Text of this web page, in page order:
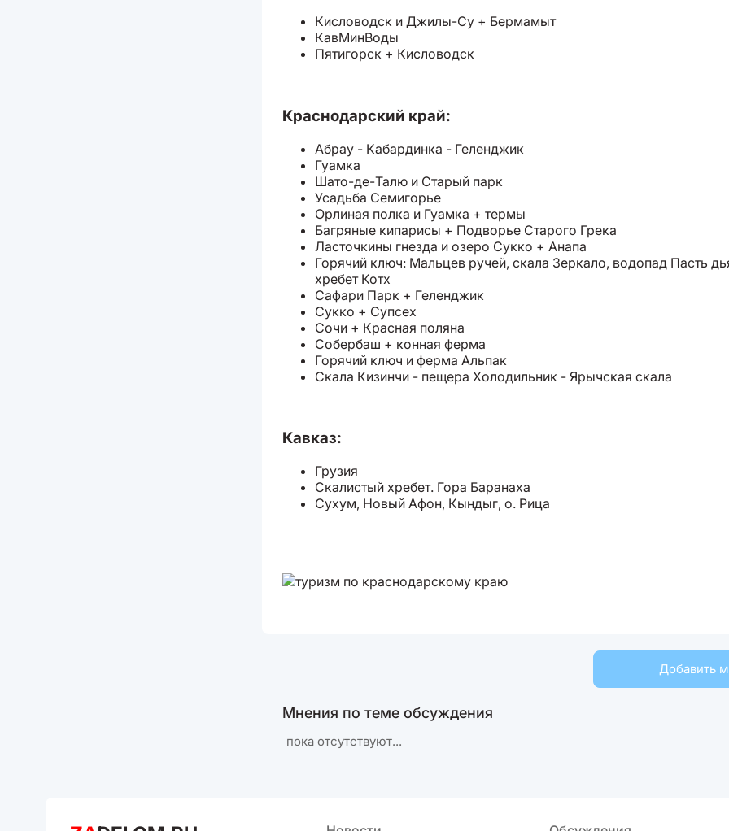
Кисловодск и Джилы-Су + Бермамыт
КавМинВоды
Пятигорск + Кисловодск
Краснодарский край:
Абрау - Кабардинка - Геленджик
Гуамка
Шато-де-Талю и Старый парк
Усадьба Семигорье
Орлиная полка и Гуамка + термы
Багряные кипарисы + Подворье Старого Грека
Ласточкины гнезда и озеро Сукко + Анапа
Горячий ключ: Мальцев ручей, скала Зеркало, водопад Пасть
хребет Котх
Сафари Парк + Геленджик
Сукко + Супсех
Сочи + Красная поляна
Собербаш + конная ферма
Горячий ключ и ферма Альпак
Скала Кизинчи - пещера Холодильник - Ярычская скала
Кавказ:
Грузия
Скалистый хребет. Гора Баранаха
Сухум, Новый Афон, Кындыг, о. Рица
Добавить
Мнения по теме обсуждения
пока отсутствуют...